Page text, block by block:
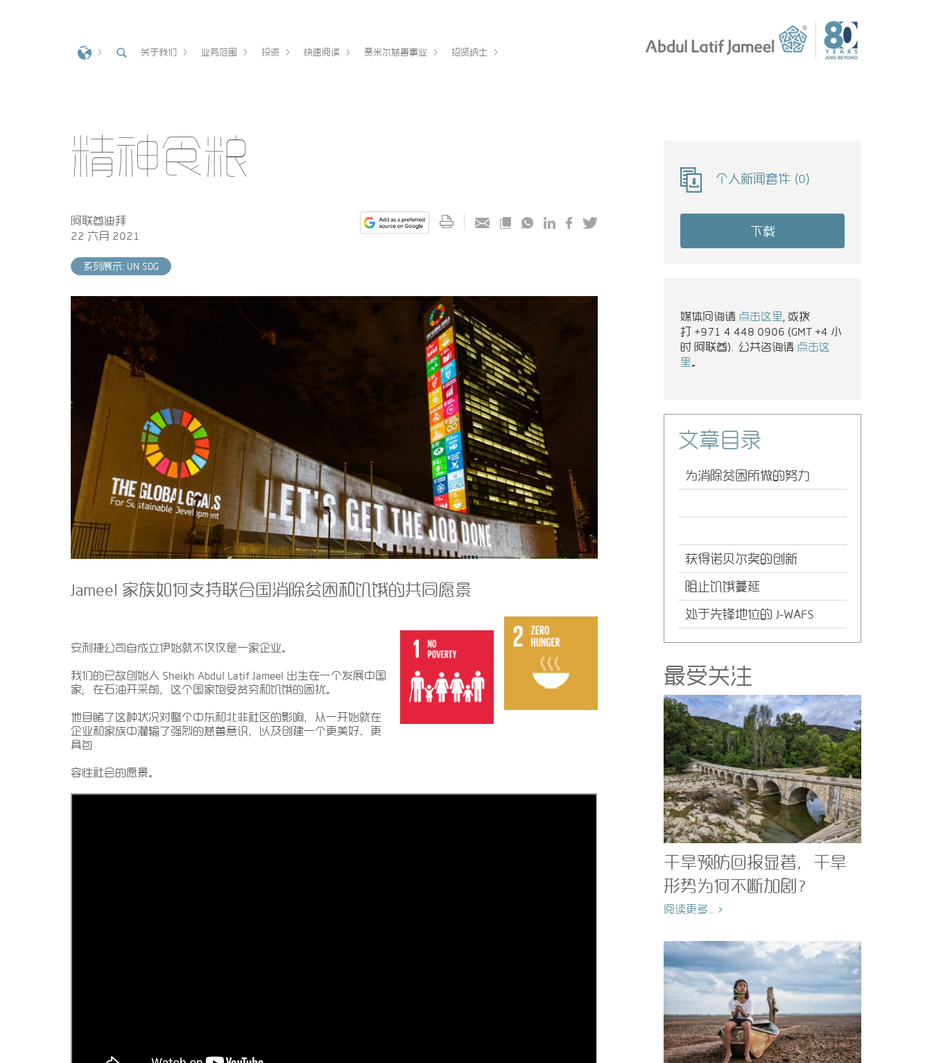
关于我们 业务范围 投资 快速阅读 贾米尔慈善事业 招贤纳士
精神食粮
阿联酋迪拜
22 六月 2021
系列展示: UN SDG
Jameel 家族如何支持联合国消除贫困和饥饿的共同愿景
安利捷公司自成立伊始就不仅仅是一家企业。
我们的已故创始人 Sheikh Abdul Latif Jameel 出生在一个发展中国
家；在石油开采前，这个国家饱受贫穷和饥饿的困扰。
他目睹了这种状况对整个中东和北非社区的影响，从一开始就在
企业和家族中灌输了强烈的慈善意识，以及创建一个更美好、更
具包
容性社会的愿景。
个人新闻套件 (0)
下载
媒体问询请 点击这里
, 或拨
打 +971 4 448 0906 (GMT +4 小
时 阿联酋). 公共咨询请 点击这
里
文章目录
为消除贫困所做的努力
获得诺贝尔奖的创新
阻止饥饿蔓延
处于先锋地位的 J-WAFS
最受关注
干旱预防回报显著，干旱
形势为何不断加剧？
阅读更多... >